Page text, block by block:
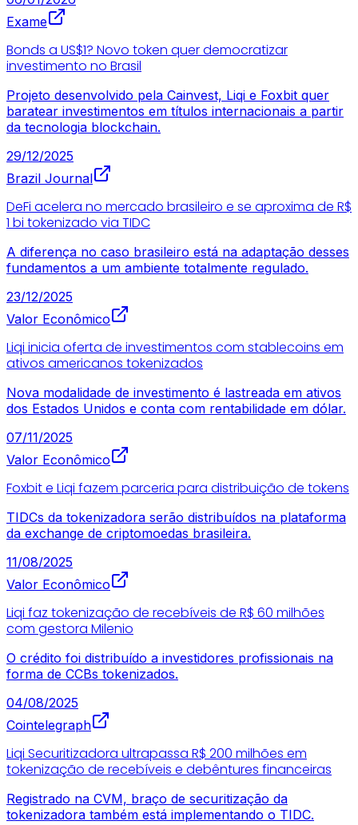
Exame
Bonds a US$1? Novo token quer democratizar
investimento no Brasil
Projeto desenvolvido pela Cainvest, Liqi e Foxbit quer
baratear investimentos em títulos internacionais a partir
da tecnologia blockchain.
29/12/2025
Brazil Journal
DeFi acelera no mercado brasileiro e se aproxima de R$
1 bi tokenizado via TIDC
A diferença no caso brasileiro está na adaptação desses
fundamentos a um ambiente totalmente regulado.
23/12/2025
Valor Econômico
Liqi inicia oferta de investimentos com stablecoins em
ativos americanos tokenizados
Nova modalidade de investimento é lastreada em ativos
dos Estados Unidos e conta com rentabilidade em dólar.
07/11/2025
Valor Econômico
Foxbit e Liqi fazem parceria para distribuição de tokens
TIDCs da tokenizadora serão distribuídos na plataforma
da exchange de criptomoedas brasileira.
11/08/2025
Valor Econômico
Liqi faz tokenização de recebíveis de R$ 60 milhões
com gestora Milenio
O crédito foi distribuído a investidores profissionais na
forma de CCBs tokenizados.
04/08/2025
Cointelegraph
Liqi Securitizadora ultrapassa R$ 200 milhões em
tokenização de recebíveis e debêntures financeiras
Registrado na CVM, braço de securitização da
tokenizadora também está implementando o TIDC.